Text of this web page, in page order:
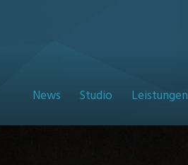
News Studio Leistungen